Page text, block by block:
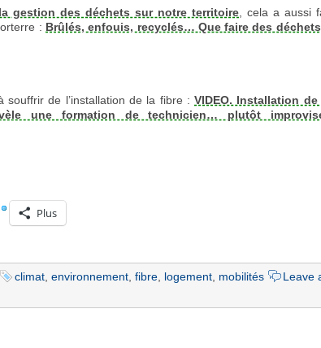
gestion des déchets sur notre territoire , cela a aussi
: Brûlés, enfouis, recyclés… Que faire des
souffrir de l’installation de la fibre :VIDEO. Installation de
une formation de technicien… plutôt
Plus
climat environnement fibre logement mobilités
Leave